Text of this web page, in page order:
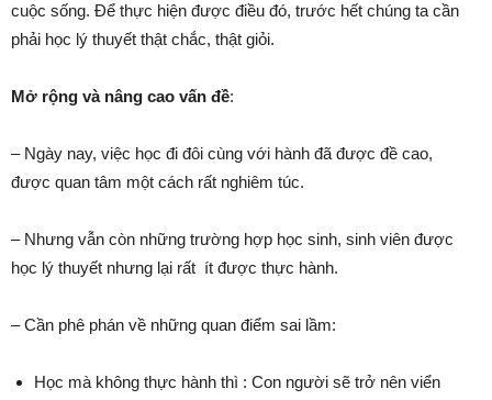
cuộc sống. Để thực hiện được điều đó, trước hết chúng ta cần
phải học lý thuyết thật chắc, thật giỏi.
Mở rộng và nâng cao vấn đề:
– Ngày nay, việc học đi đôi cùng với hành đã được đề cao,
được quan tâm một cách rất nghiêm túc.
– Nhưng vẫn còn những trường hợp học sinh, sinh viên được
học lý thuyết nhưng lại rất ít được thực hành.
– Cần phê phán về những quan điểm sai lầm:
Học mà không thực hành thì : Con người sẽ trở nên viển